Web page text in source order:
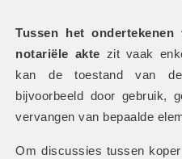
Tussen het
notariële akte zit vaak
kan de toestand van
bijvoorbeeld door gebruik,
vervangen van bepaalde
Om discussies tussen